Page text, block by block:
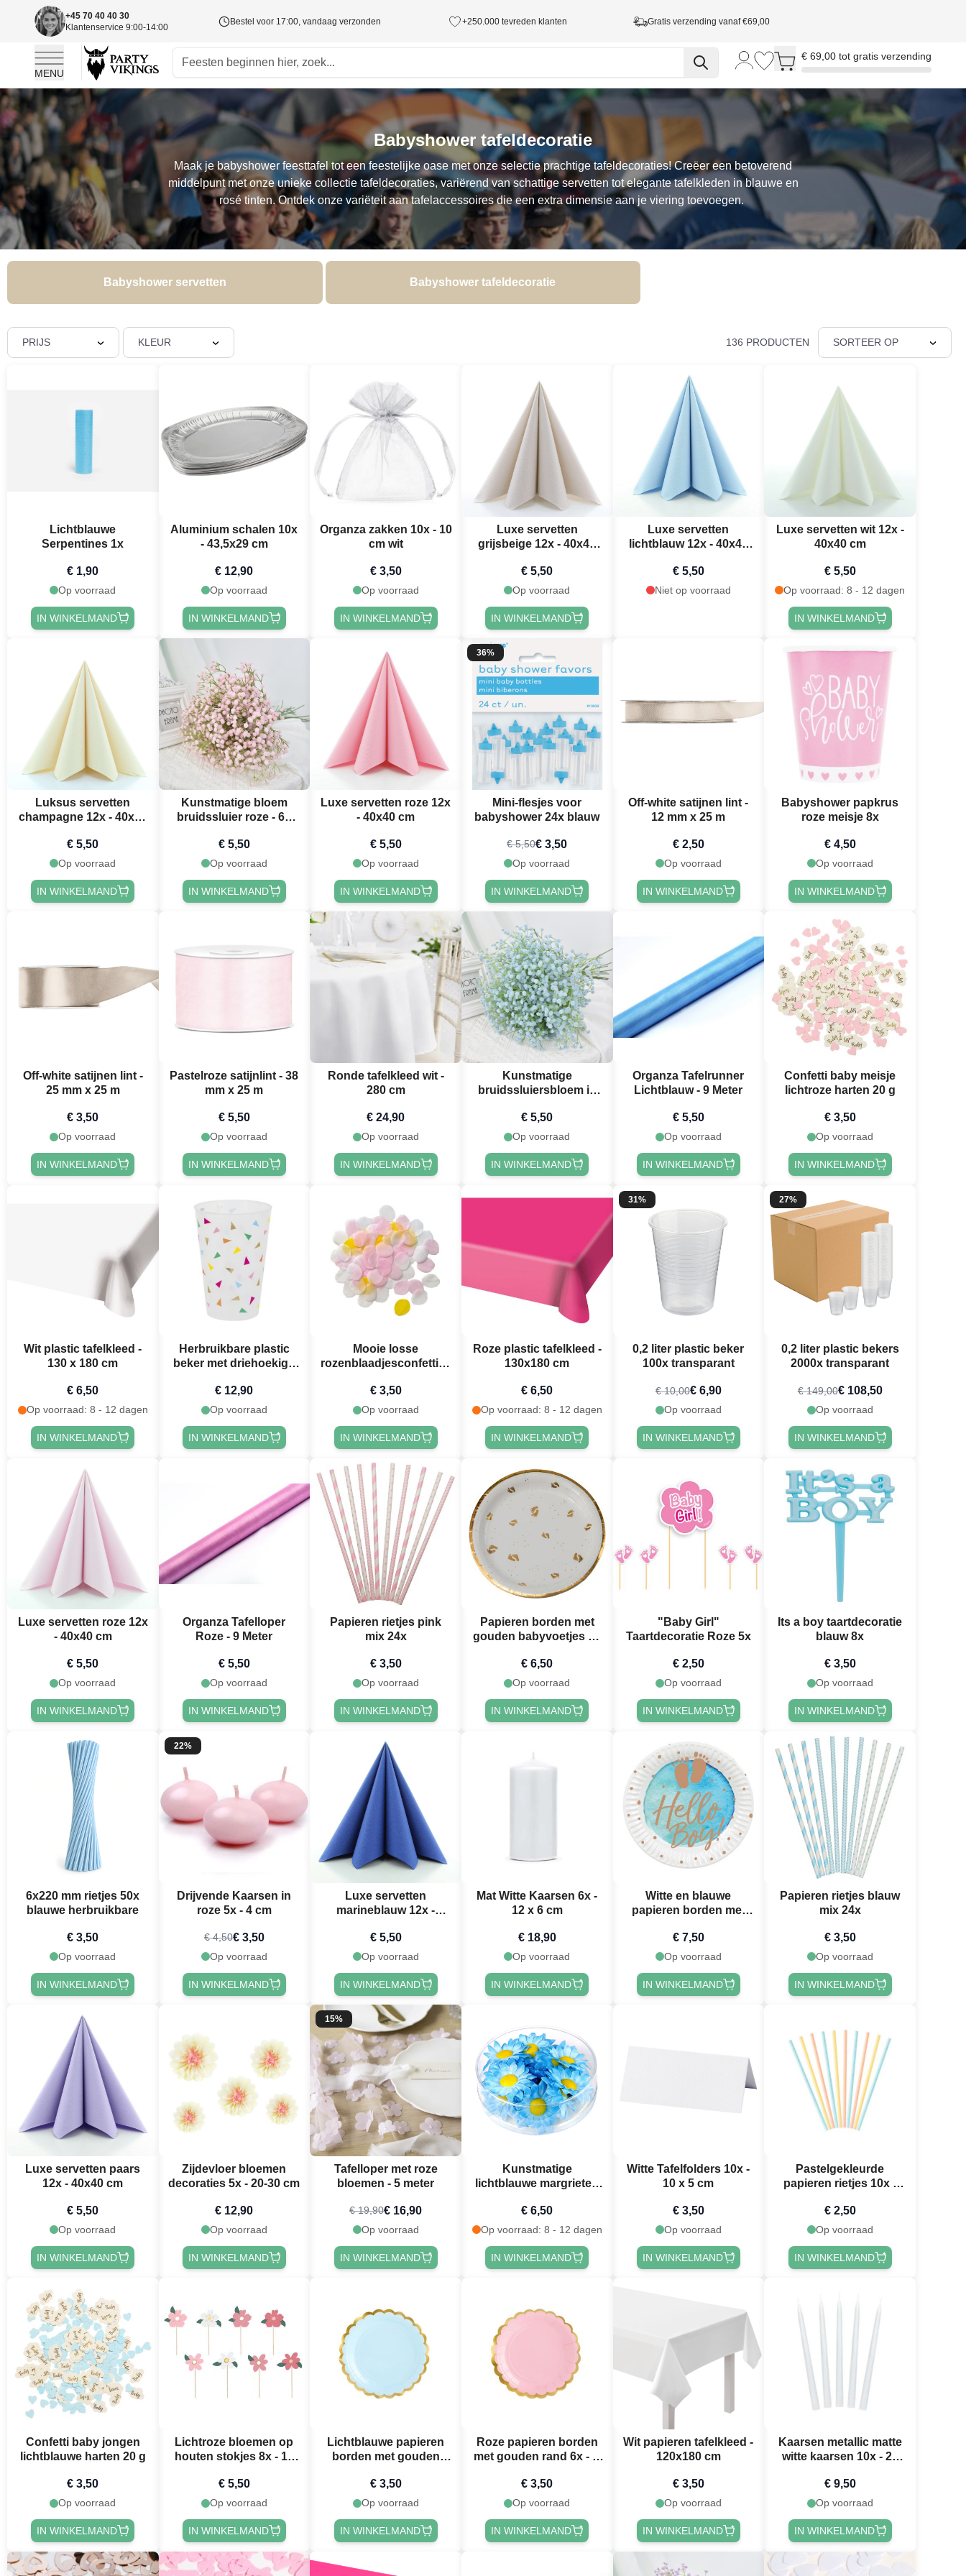
+45 70 40 40 30
Klantenservice 9:00-14:00
Bestel voor 17:00, vandaag verzonden +250.000 tevreden klanten Gratis verzending vanaf €69,00
MENU
Toggle minicart, Cart is empty
€ 69,00 tot gratis verzending
Ga naar de inhoud
Babyshower tafeldecoratie
Maak je babyshower feesttafel tot een feestelijke oase met onze selectie prachtige tafeldecoraties! Creëer een betoverend
middelpunt met onze unieke collectie tafeldecoraties, variërend van schattige servetten tot elegante tafelkleden in blauwe en
rosé tinten. Ontdek onze variëteit aan tafelaccessoires die een extra dimensie aan je viering toevoegen.
Babyshower servetten Babyshower tafeldecoratie
PRIJS KLEUR 136 PRODUCTEN SORTEER OP
Lichtblauwe
Serpentines 1x
€ 1,90
Op voorraad
IN WINKELMAND
Aluminium schalen 10x
- 43,5x29 cm
€ 12,90
Op voorraad
IN WINKELMAND
Organza zakken 10x - 10
cm wit
€ 3,50
Op voorraad
IN WINKELMAND
Luxe servetten
grijsbeige 12x - 40x40
€ 5,50
Op voorraad
IN WINKELMAND
Luxe servetten
lichtblauw 12x - 40x40
€ 5,50
Niet op voorraad
Luxe servetten wit 12x -
40x40 cm
€ 5,50
Op voorraad: 8 - 12 dagen
IN WINKELMAND
Luksus servetten
champagne 12x - 40x40
€ 5,50
Op voorraad
IN WINKELMAND
Kunstmatige bloem
bruidssluier roze - 63
€ 5,50
Op voorraad
IN WINKELMAND
Luxe servetten roze 12x
- 40x40 cm
€ 5,50
Op voorraad
IN WINKELMAND
36%
Mini-flesjes voor
babyshower 24x blauw
€ 5,50€ 3,50
Op voorraad
IN WINKELMAND
Off-white satijnen lint -
12 mm x 25 m
€ 2,50
Op voorraad
IN WINKELMAND
Babyshower papkrus
roze meisje 8x
€ 4,50
Op voorraad
IN WINKELMAND
Off-white satijnen lint -
25 mm x 25 m
€ 3,50
Op voorraad
IN WINKELMAND
Pastelroze satijnlint - 38
mm x 25 m
€ 5,50
Op voorraad
IN WINKELMAND
Ronde tafelkleed wit -
280 cm
€ 24,90
Op voorraad
IN WINKELMAND
Kunstmatige
bruidssluiersbloem in
€ 5,50
Op voorraad
IN WINKELMAND
Organza Tafelrunner
Lichtblauw - 9 Meter
€ 5,50
Op voorraad
IN WINKELMAND
Confetti baby meisje
lichtroze harten 20 g
€ 3,50
Op voorraad
IN WINKELMAND
Wit plastic tafelkleed -
130 x 180 cm
€ 6,50
Op voorraad: 8 - 12 dagen
IN WINKELMAND
Herbruikbare plastic
beker met driehoekige
€ 12,90
Op voorraad
IN WINKELMAND
Mooie losse
rozenblaadjesconfetti in
€ 3,50
Op voorraad
IN WINKELMAND
Roze plastic tafelkleed -
130x180 cm
€ 6,50
Op voorraad: 8 - 12 dagen
IN WINKELMAND
31%
0,2 liter plastic beker
100x transparant
€ 10,00€ 6,90
Op voorraad
IN WINKELMAND
27%
0,2 liter plastic bekers
2000x transparant
€ 149,00€ 108,50
Op voorraad
IN WINKELMAND
Luxe servetten roze 12x
- 40x40 cm
€ 5,50
Op voorraad
IN WINKELMAND
Organza Tafelloper
Roze - 9 Meter
€ 5,50
Op voorraad
IN WINKELMAND
Papieren rietjes pink
mix 24x
€ 3,50
Op voorraad
IN WINKELMAND
Papieren borden met
gouden babyvoetjes 8x
€ 6,50
Op voorraad
IN WINKELMAND
"Baby Girl"
Taartdecoratie Roze 5x
€ 2,50
Op voorraad
IN WINKELMAND
Its a boy taartdecoratie
blauw 8x
€ 3,50
Op voorraad
IN WINKELMAND
6x220 mm rietjes 50x
blauwe herbruikbare
€ 3,50
Op voorraad
IN WINKELMAND
22%
Drijvende Kaarsen in
roze 5x - 4 cm
€ 4,50€ 3,50
Op voorraad
IN WINKELMAND
Luxe servetten
marineblauw 12x -
€ 5,50
Op voorraad
IN WINKELMAND
Mat Witte Kaarsen 6x -
12 x 6 cm
€ 18,90
Op voorraad
IN WINKELMAND
Witte en blauwe
papieren borden met
Ø 23 cm
€ 7,50
Op voorraad
IN WINKELMAND
Papieren rietjes blauw
mix 24x
€ 3,50
Op voorraad
IN WINKELMAND
Luxe servetten paars
12x - 40x40 cm
€ 5,50
Op voorraad
IN WINKELMAND
Zijdevloer bloemen
decoraties 5x - 20-30 cm
€ 12,90
Op voorraad
IN WINKELMAND
15%
Tafelloper met roze
bloemen - 5 meter
€ 19,90€ 16,90
Op voorraad
IN WINKELMAND
Kunstmatige
lichtblauwe margrieten
€ 6,50
Op voorraad: 8 - 12 dagen
IN WINKELMAND
Witte Tafelfolders 10x -
10 x 5 cm
€ 3,50
Op voorraad
IN WINKELMAND
Pastelgekleurde
papieren rietjes 10x -
€ 2,50
Op voorraad
IN WINKELMAND
Confetti baby jongen
lichtblauwe harten 20 g
€ 3,50
Op voorraad
IN WINKELMAND
Lichtroze bloemen op
houten stokjes 8x - 14
€ 5,50
Op voorraad
IN WINKELMAND
Lichtblauwe papieren
borden met gouden
€ 3,50
Op voorraad
IN WINKELMAND
Roze papieren borden
met gouden rand 6x - Ø
€ 3,50
Op voorraad
IN WINKELMAND
Wit papieren tafelkleed -
120x180 cm
€ 3,50
Op voorraad
IN WINKELMAND
Kaarsen metallic matte
witte kaarsen 10x - 24
€ 9,50
Op voorraad
IN WINKELMAND